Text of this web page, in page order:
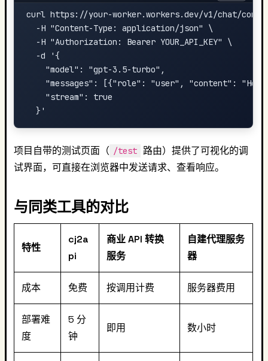
curl https://your-worker.workers.dev/v1/chat/
  -H "Content-Type: application/json" \
  -H "Authorization: Bearer YOUR_API_KEY" \
  -d '{
    "model": "gpt-3.5-turbo",
"messages": [{"role": "user", "content":
    "stream": true
项目自带的测试页面（ /test
路由）提供了可视化的调
试界面，可直接在浏览器中发送请求、查看响应。
与同类工具的对比
特性
cj2a
pi
商业 API 转换
服务
自建代理服务
器
成本 免费 按调用计费 服务器费用
部署难
度
5 分
钟
即用 数小时